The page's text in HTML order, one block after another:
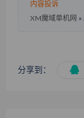
内容投诉
XM魔域单机网 »
分享到：